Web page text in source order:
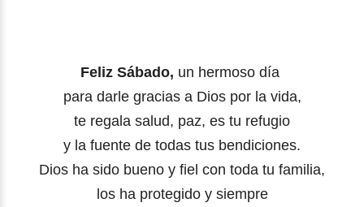
Feliz Sábado, un hermoso día
para darle gracias a Dios por la vida,
te regala salud, paz, es tu refugio
y la fuente de todas tus bendiciones.
Dios ha sido bueno y fiel con toda tu familia,
los ha protegido y siempre